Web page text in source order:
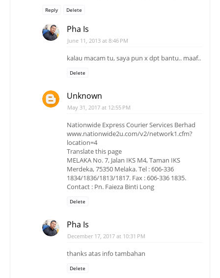
Reply Delete
Pha Is
June 11, 2013 at 8:46 PM
kalau macam tu, saya pun x dpt bantu.. maaf..
Delete
Unknown
May 31, 2017 at 12:55 PM
Nationwide Express Courier Services Berhad
www.nationwide2u.com/v2/network1.cfm?
location=4
Translate this page
MELAKA No. 7, Jalan IKS M4, Taman IKS
Merdeka, 75350 Melaka. Tel : 606-336
1834/1836/1813/1817. Fax : 606-336 1835.
Contact : Pn. Faieza Binti Long
Delete
Pha Is
December 17, 2017 at 10:31 PM
thanks atas info tambahan
Delete